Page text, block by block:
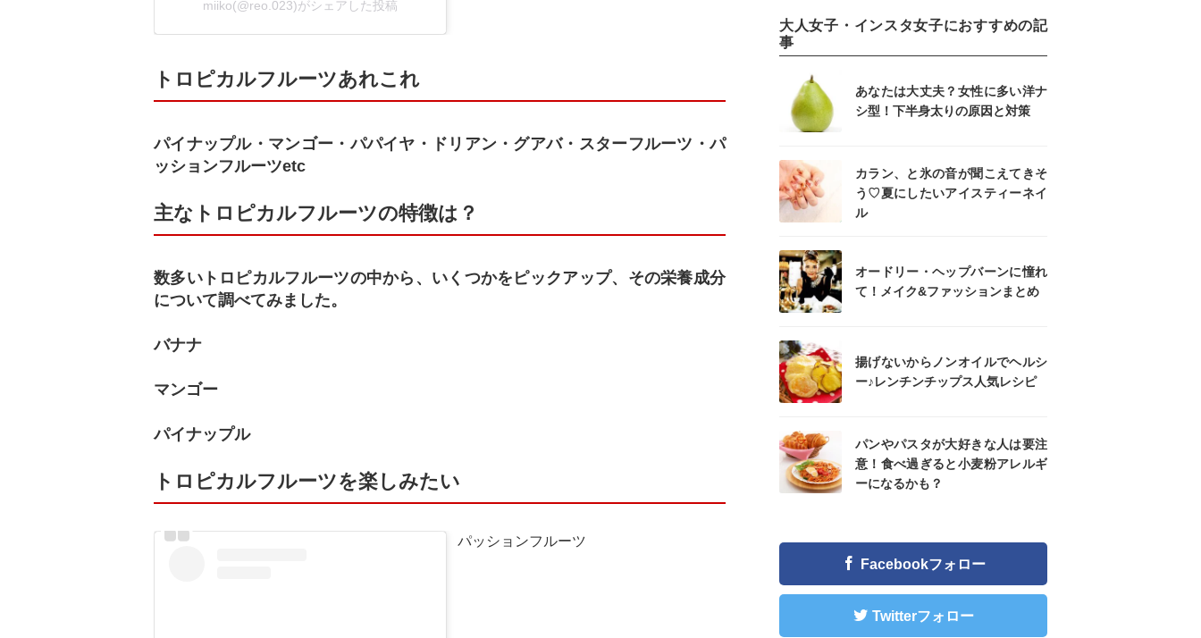
miiko(@reo.023)がシェアした投稿
トロピカルフルーツあれこれ
パイナップル・マンゴー・パパイヤ・ドリアン・グアバ・スターフルーツ・パ
ッションフルーツetc
主なトロピカルフルーツの特徴は？
数多いトロピカルフルーツの中から、いくつかをピックアップ、その栄養成分
について調べてみました。
バナナ
マンゴー
パイナップル
トロピカルフルーツを楽しみたい
パッションフルーツ
大人女子・インスタ女子におすすめの記
事
あなたは大丈夫？女性に多い洋ナ
シ型！下半身太りの原因と対策
カラン、と氷の音が聞こえてきそ
う♡夏にしたいアイスティーネイ
ル
オードリー・ヘップバーンに憧れ
て！メイク&ファッションまとめ
揚げないからノンオイルでヘルシ
ー♪レンチンチップス人気レシピ
パンやパスタが大好きな人は要注
意！食べ過ぎると小麦粉アレルギ
ーになるかも？
Facebookフォロー
Twitterフォロー